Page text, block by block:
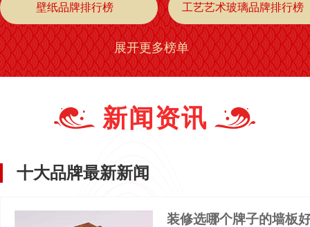
壁纸品牌排行榜 工艺艺术玻璃品牌排行榜
装饰画品牌排行榜 山水画品牌排行榜
防火保温材料品牌排行榜 墙纸辅料品牌排行榜
卧室墙纸品牌排行榜 隔音毡品牌排行榜
展开更多榜单
新闻资讯
十大品牌最新新闻
装修选哪个牌子的墙板